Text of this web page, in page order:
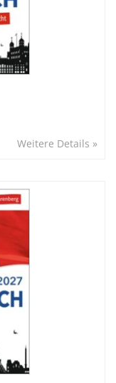
Weitere Details »